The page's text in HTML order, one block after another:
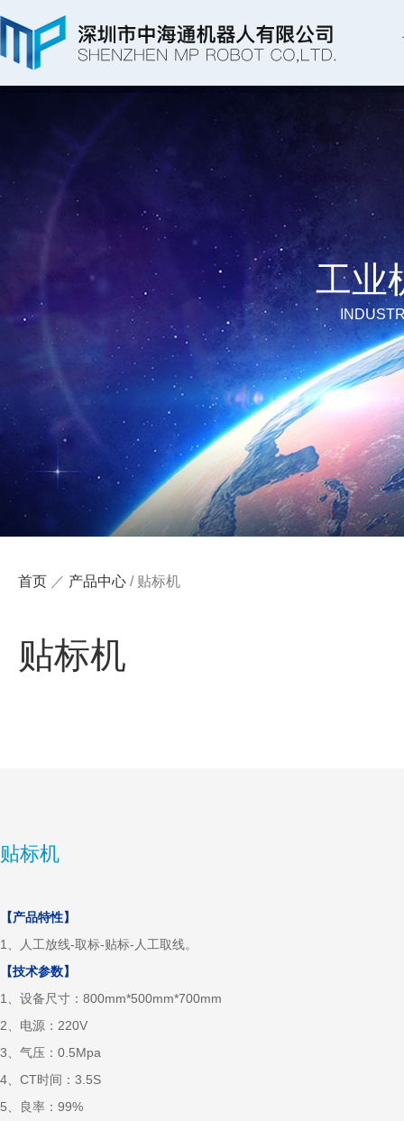
工业
首页 ／ 产品中心 / 贴标机
贴标机
贴标机
【产品特性】
1、人工放线-取标-贴标-人工取线。
【技术参数】
1、设备尺寸：800mm*500mm*700mm
2、电源：220V
3、气压：0.5Mpa
4、CT时间：3.5S
5、良率：99%